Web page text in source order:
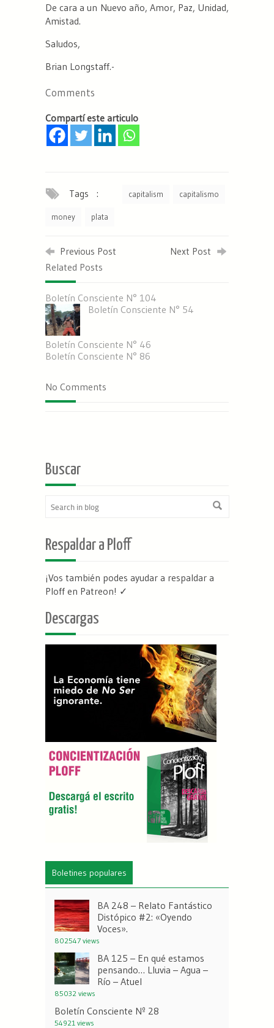
De cara a un Nuevo año, Amor, Paz, Unidad,
Amistad.
Saludos,
Brian Longstaff.-
Comments
Compartí este articulo
Tags : capitalism capitalismo
money plata
Previous Post
Next Post
Related Posts
Boletín Consciente N° 104
Boletín Consciente N° 54
Boletín Consciente N° 46
Boletín Consciente N° 86
No Comments
Buscar
Respaldar a Ploff
¡Vos también podes ayudar a respaldar a
Ploff en Patreon! ✓
Descargas
Boletines populares
BA 248 – Relato Fantástico
Distópico #2: «Oyendo
Voces».
802547 views
BA 125 – En qué estamos
pensando… Lluvia – Agua –
Río – Atuel
85032 views
Boletín Consciente Nº 28
54921 views